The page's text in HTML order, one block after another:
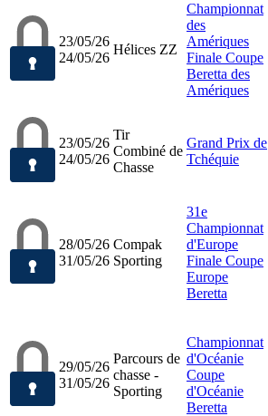
23/05/26
24/05/26
Hélices ZZ
Championnat
des
Amériques
Finale Coupe
Beretta des
Amériques
23/05/26
24/05/26
Tir
Combiné de
Chasse
Grand Prix de
Tchéquie
28/05/26
31/05/26
Compak
Sporting
31e
Championnat
d'Europe
Finale Coupe
Europe
Beretta
29/05/26
31/05/26
Parcours de
chasse -
Sporting
Championnat
d'Océanie
Coupe
d'Océanie
Beretta